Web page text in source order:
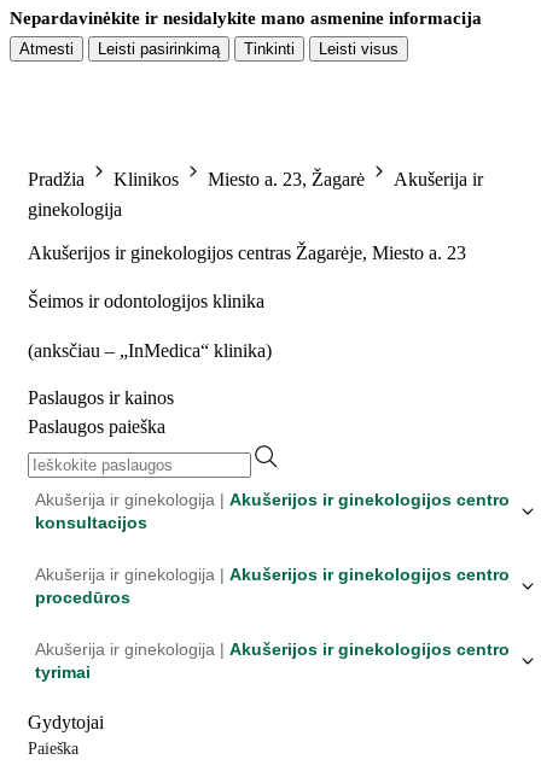
Nepardavinėkite ir nesidalykite mano asmenine informacija
Atmesti Leisti pasirinkimą Tinkinti Leisti visus
Pradžia Klinikos Miesto a. 23, Žagarė
Akušerija ir
ginekologija
Akušerijos ir ginekologijos centras Žagarėje, Miesto a. 23
Šeimos ir odontologijos klinika
(anksčiau – „InMedica“ klinika)
Paslaugos ir kainos
Paslaugos paieška
Akušerija ir ginekologija | Akušerijos ir ginekologijos centro
konsultacijos
Akušerija ir ginekologija | Akušerijos ir ginekologijos centro
procedūros
Akušerija ir ginekologija | Akušerijos ir ginekologijos centro
tyrimai
Gydytojai
Paieška